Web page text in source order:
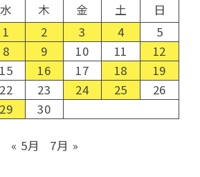
水 木 金 土
日
1
2 3 4
5
8 9 10 11
12
15 16 17 18
19
22 23 24 25
26
29 30
« 5月 7月 »